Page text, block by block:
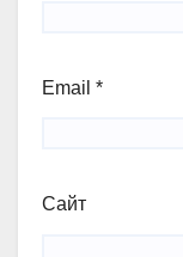
Email *
Сайт